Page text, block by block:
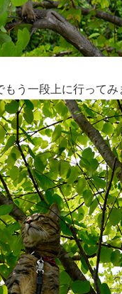
もう一段上に行って